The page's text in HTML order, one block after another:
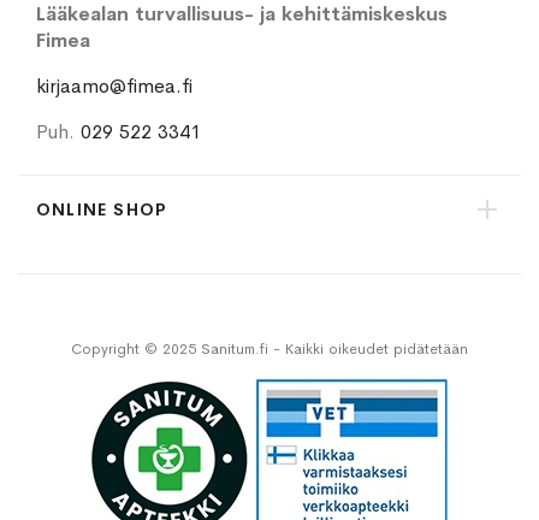
Lääkealan turvallisuus- ja kehittämiskeskus
Fimea
kirjaamo@fimea.fi
Puh. 029 522 3341
ONLINE SHOP
Copyright © 2025 Sanitum.fi - Kaikki oikeudet pidätetään